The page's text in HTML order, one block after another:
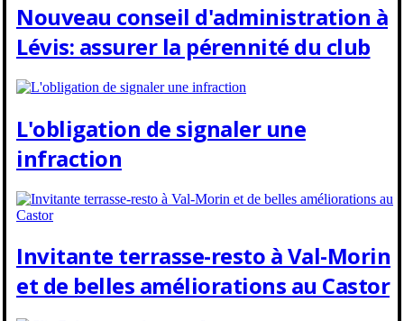
Nouveau conseil d'administration à
Lévis: assurer la pérennité du club
L'obligation de signaler une
infraction
Invitante terrasse-resto à Val-Morin
et de belles améliorations au Castor